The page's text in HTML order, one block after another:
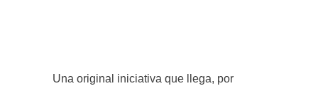
Una original iniciativa que llega, por